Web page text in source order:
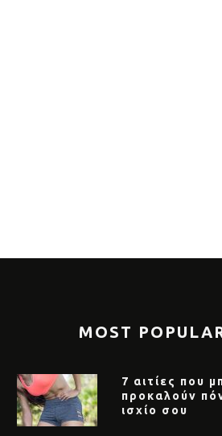
MOST
7 αιτίες που
προκαλούν
ισχίο σου